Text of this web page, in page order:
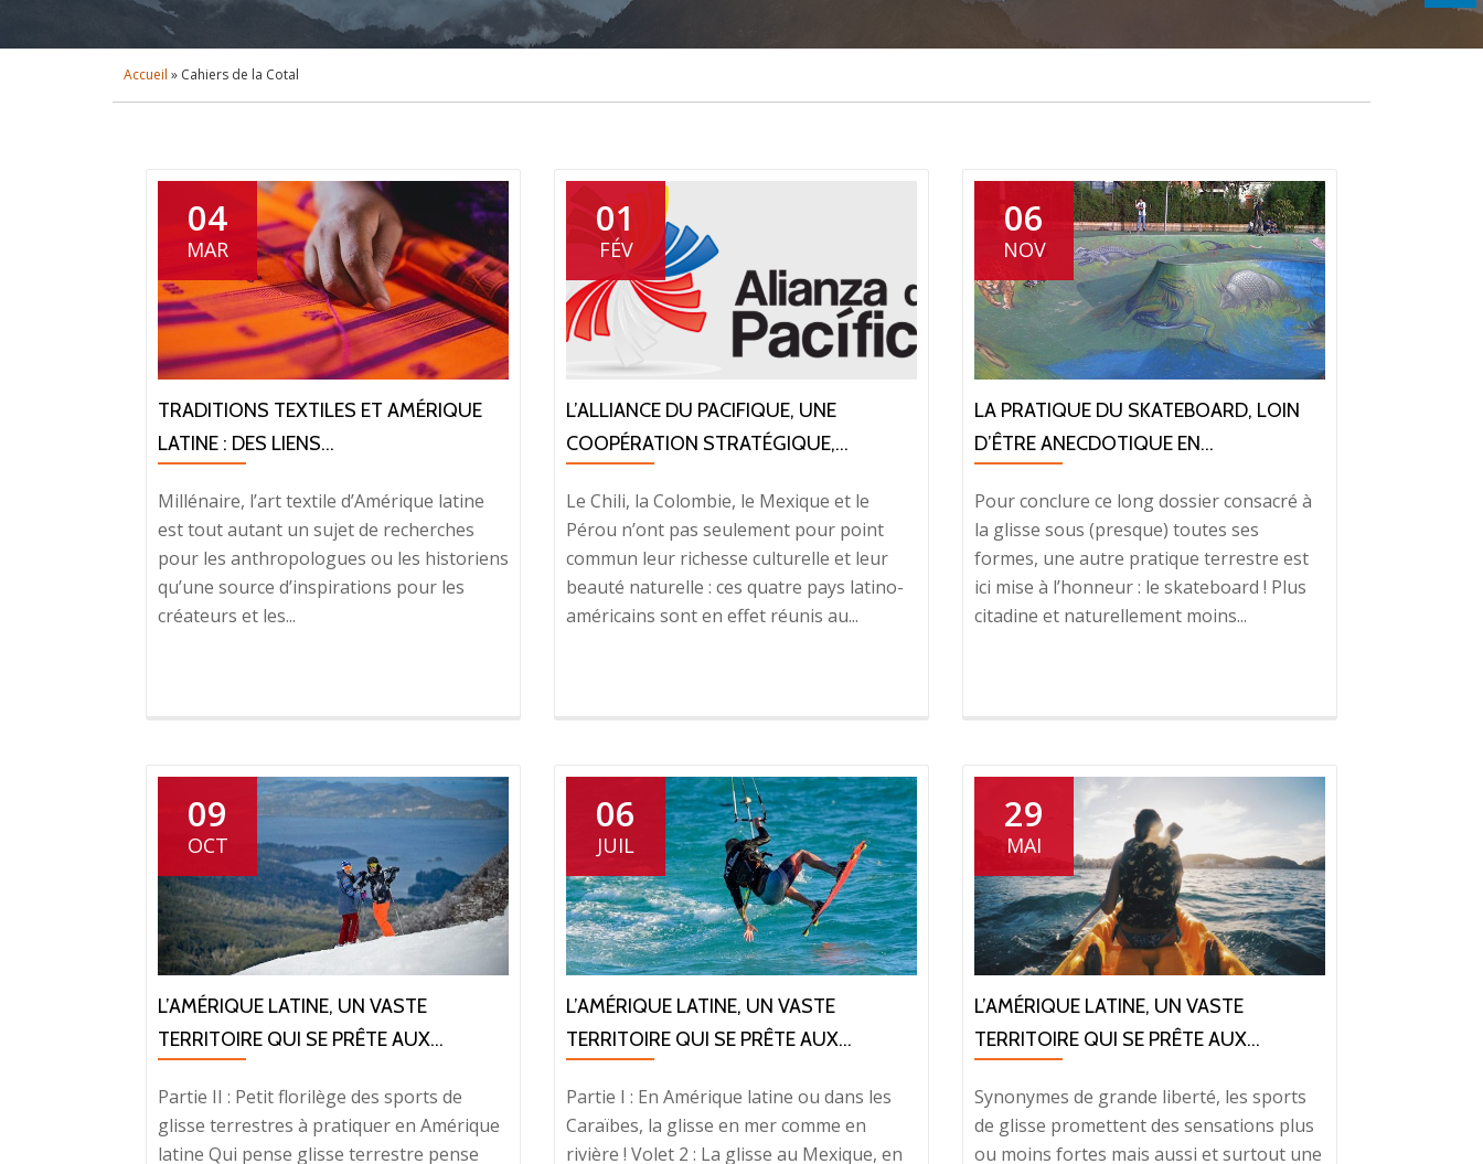
Accueil » Cahiers de la Cotal
04
MAR
TRADITIONS TEXTILES ET AMÉRIQUE
LATINE : DES LIENS...
Millénaire, l’art textile d’Amérique latine
est tout autant un sujet de recherches
pour les anthropologues ou les historiens
qu’une source d’inspirations pour les
créateurs et les...
01
FÉV
L’ALLIANCE DU PACIFIQUE, UNE
COOPÉRATION STRATÉGIQUE,...
Le Chili, la Colombie, le Mexique et le
Pérou n’ont pas seulement pour point
commun leur richesse culturelle et leur
beauté naturelle : ces quatre pays latino-
américains sont en effet réunis au...
06
NOV
LA PRATIQUE DU SKATEBOARD, LOIN
D’ÊTRE ANECDOTIQUE EN...
Pour conclure ce long dossier consacré à
la glisse sous (presque) toutes ses
formes, une autre pratique terrestre est
ici mise à l’honneur : le skateboard ! Plus
citadine et naturellement moins...
09
OCT
L’AMÉRIQUE LATINE, UN VASTE
TERRITOIRE QUI SE PRÊTE AUX...
Partie II : Petit florilège des sports de
glisse terrestres à pratiquer en Amérique
latine Qui pense glisse terrestre pense
06
JUIL
L’AMÉRIQUE LATINE, UN VASTE
TERRITOIRE QUI SE PRÊTE AUX...
Partie I : En Amérique latine ou dans les
Caraïbes, la glisse en mer comme en
rivière ! Volet 2 : La glisse au Mexique, en
29
MAI
L’AMÉRIQUE LATINE, UN VASTE
TERRITOIRE QUI SE PRÊTE AUX...
Synonymes de grande liberté, les sports
de glisse promettent des sensations plus
ou moins fortes mais aussi et surtout une